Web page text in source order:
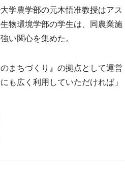
学農学部の元木悟准教授はアス
物環境学部の学生は、同農業施
い関心を集めた。
まちづくり』の拠点として運営
も広く利用していただければ」